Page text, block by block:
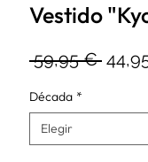
Vestido
59,95 €
Década *
Elegir